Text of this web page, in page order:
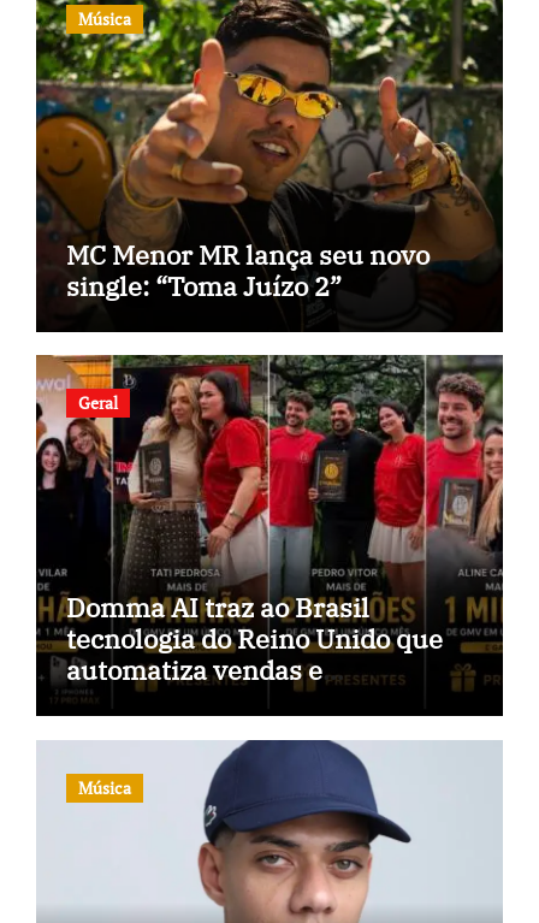
Música
MC Menor MR lança seu novo
single: “Toma Juízo 2”
Geral
Domma AI traz ao Brasil
tecnologia do Reino Unido que
automatiza vendas e
inteligência no TikTok Shop
Música